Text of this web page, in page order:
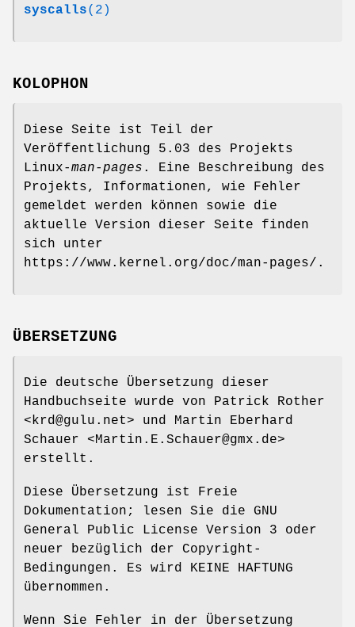
syscalls(2)
KOLOPHON
Diese Seite ist Teil der
Veröffentlichung 5.03 des Projekts
Linux-man-pages . Eine Beschreibung des
Projekts, Informationen, wie Fehler
gemeldet werden können sowie die
aktuelle Version dieser Seite finden
sich unter
https://www.kernel.org/doc/man-pages/.
ÜBERSETZUNG
Die deutsche Übersetzung dieser
Handbuchseite wurde von Patrick Rother
<krd@gulu.net> und Martin Eberhard
Schauer <Martin.E.Schauer@gmx.de>
erstellt.
Diese Übersetzung ist Freie
Dokumentation; lesen Sie die GNU
General Public License Version 3 oder
neuer bezüglich der Copyright-
Bedingungen. Es wird KEINE HAFTUNG
übernommen.
Wenn Sie Fehler in der Übersetzung